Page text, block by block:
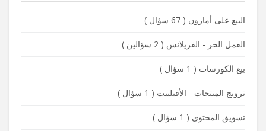
البيع على أمازون ( 67 سؤال )
العمل الحر - الفريلانس ( 2 سؤالين )
بيع الكورسات ( 1 سؤال )
ترويج المنتجات - الأفيلييت ( 1 سؤال )
تسويق المحتوى ( 1 سؤال )